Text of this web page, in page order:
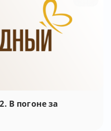
В погоне за